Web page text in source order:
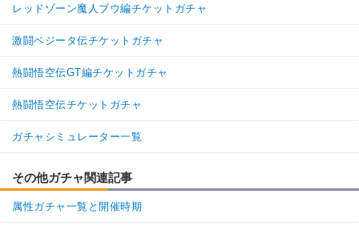
レッドゾーン魔人ブウ編チケットガチャ
激闘ベジータ伝チケットガチャ
熱闘悟空伝GT編チケットガチャ
熱闘悟空伝チケットガチャ
ガチャシミュレーター一覧
その他ガチャ関連記事
属性ガチャ一覧と開催時期